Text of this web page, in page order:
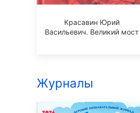
Красавин Юрий
Васильевич. Великий мост
Журналы